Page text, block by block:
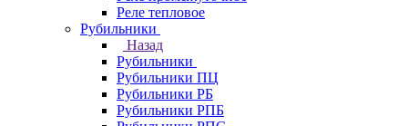
Реле тепловое
Рубильники
Назад
Рубильники
Рубильники ПЦ
Рубильники РБ
Рубильники РПБ